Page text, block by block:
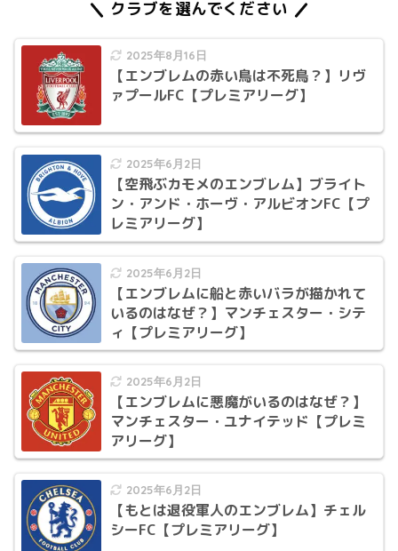
クラブを選んでください
2025年8月16日
【エンブレムの赤い鳥は不死鳥？】リヴ
ァプールFC【プレミアリーグ】
2025年6月2日
【空飛ぶカモメのエンブレム】ブライト
ン・アンド・ホーヴ・アルビオンFC【プ
レミアリーグ】
2025年6月2日
【エンブレムに船と赤いバラが描かれて
いるのはなぜ？】マンチェスター・シテ
ィ【プレミアリーグ】
2025年6月2日
【エンブレムに悪魔がいるのはなぜ？】
マンチェスター・ユナイテッド【プレミ
アリーグ】
2025年6月2日
【もとは退役軍人のエンブレム】チェル
シーFC【プレミアリーグ】